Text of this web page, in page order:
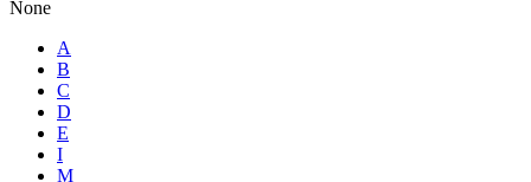
None
A
B
C
D
E
I
M